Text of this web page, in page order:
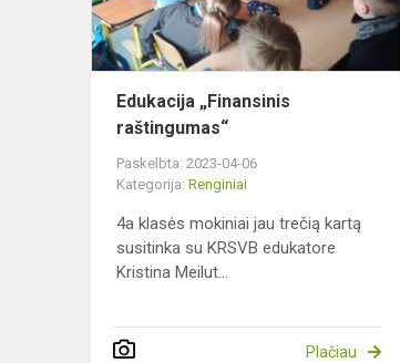
Edukacija „Finansinis
raštingumas“
Paskelbta: 2023-04-06
Kategorija: Renginiai
4a klasės mokiniai jau trečią kartą
susitinka su KRSVB edukatore
Kristina Meilut...
Plačiau